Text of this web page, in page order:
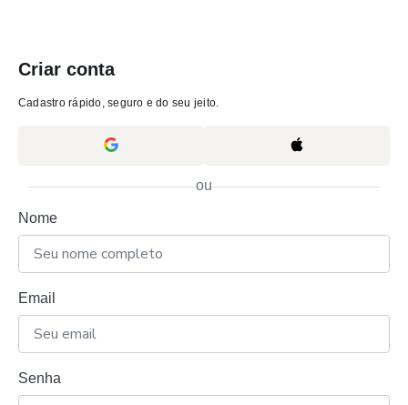
Criar conta
Cadastro rápido, seguro e do seu jeito.
ou
Nome
Email
Senha